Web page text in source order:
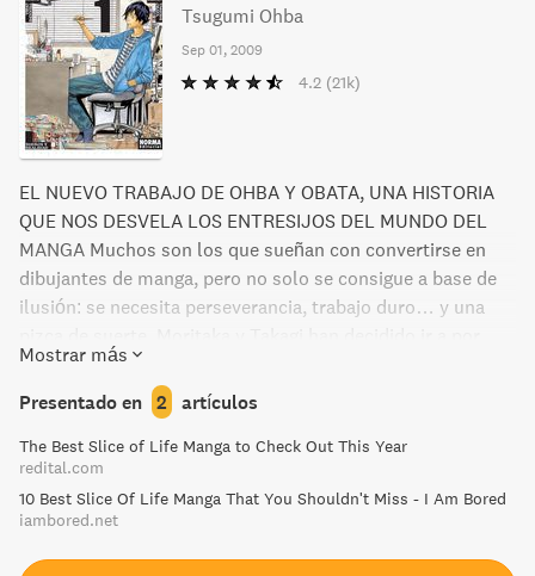
Tsugumi Ohba
Sep 01, 2009
4.2 (21k)
EL NUEVO TRABAJO DE OHBA Y OBATA, UNA HISTORIA
QUE NOS DESVELA LOS ENTRESIJOS DEL MUNDO DEL
MANGA Muchos son los que sueñan con convertirse en
dibujantes de manga, pero no solo se consigue a base de
ilusión: se necesita perseverancia, trabajo duro… y una
todas, y apostarlo todo para conseguir publicar en… ¡la
Shonen Jump , la revista de manga más famosa del
mundo! Edición española.
Mostrar más
Presentado en 2 artículos
The Best Slice of Life Manga to Check Out This Year
redital.com
10 Best Slice Of Life Manga That You Shouldn't Miss - I Am Bored
iambored.net